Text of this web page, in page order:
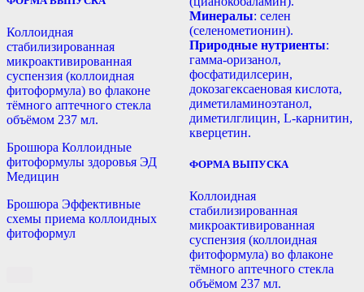
Коллоидная
стабилизированная
микроактивированная
суспензия (коллоидная
фитоформула) во флаконе
тёмного аптечного стекла
объёмом 237 мл.
Брошюра Коллоидные
фитоформулы здоровья ЭД
Медицин
Брошюра Эффективные
схемы приема коллоидных
фитоформул
Минералы: селен
(селенометионин).
Природные нутриенты:
гамма-оризанол,
фосфатидилсерин,
докозагексаеновая кислота,
диметиламиноэтанол,
диметилглицин, L-карнитин,
кверцетин.
ФОРМА ВЫПУСКА
Коллоидная
стабилизированная
микроактивированная
суспензия (коллоидная
фитоформула) во флаконе
тёмного аптечного стекла
объёмом 237 мл.